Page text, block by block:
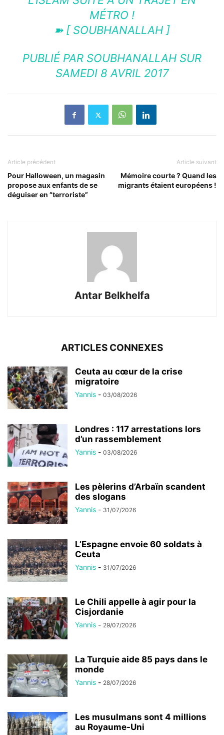
MÉTRO !
➽ [ SOUBHANALLAH ]
PUBLIÉ PAR SOUBHANALLAH SUR
SAMEDI 8 AVRIL 2017
Article précédent
Pour Halloween, un magasin
propose aux enfants de se
déguiser en “terroriste”
Article suivant
Mémoire courte ? Quand les
migrants étaient européens !
Antar Belkhelfa
ARTICLES CONNEXES
Ceuta au cœur de la crise
migratoire
Yannis - 03/08/2026
Londres : 117 arrestations lors
d’un rassemblement
Yannis - 03/08/2026
Les pèlerins d’Arbaïn scandent
des slogans
Yannis - 31/07/2026
L’Espagne envoie 60 soldats à
Ceuta
Yannis - 31/07/2026
Le Chili appelle à agir pour la
Cisjordanie
Yannis - 29/07/2026
La Turquie aide 85 pays dans le
monde
Yannis - 28/07/2026
Les musulmans sont 4 millions
au Royaume-Uni